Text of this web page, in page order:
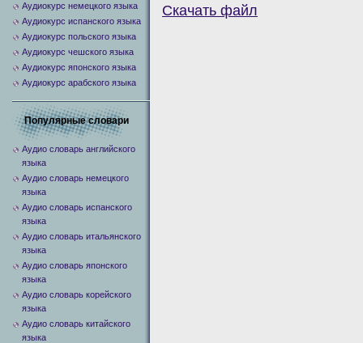
Скачать файл
Аудиокурс немецкого языка
Аудиокурс испанского языка
Аудиокурс польского языка
Аудиокурс чешского языка
Аудиокурс японского языка
Аудиокурс арабского языка
Популярные словари
Аудио словарь английского
языка
Аудио словарь немецкого
языка
Аудио словарь испанского
языка
Аудио словарь итальянского
языка
Аудио словарь японского
языка
Аудио словарь корейского
языка
Аудио словарь китайского
языка